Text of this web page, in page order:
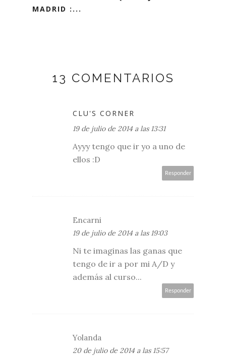
MADRID :...
13 COMENTARIOS
CLU'S CORNER
19 de julio de 2014 a las 13:31
Ayyy tengo que ir yo a uno de
ellos :D
Responder
Encarni
19 de julio de 2014 a las 19:03
Ni te imaginas las ganas que
tengo de ir a por mi A/D y
además al curso...
Responder
Yolanda
20 de julio de 2014 a las 15:57